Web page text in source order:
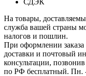
СДЭК
На товары,
служба вашей страны
налогов и пошлин.
При оформлении заказа
доставки и почтовый
консультации,
по РФ бесплатный. Пн.